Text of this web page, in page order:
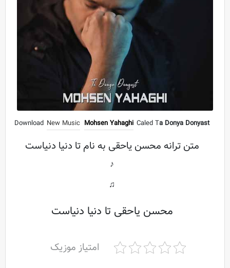
Download New Music Mohsen Yahaghi Caled Ta Donya Donyast
متن ترانه محسن یاحقی به نام تا دنیا دنیاست
♪
♫
محسن یاحقی تا دنیا دنیاست
امتیاز موزیک